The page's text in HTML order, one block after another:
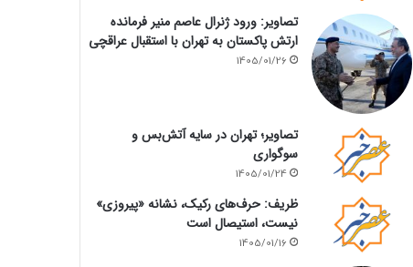
تصاویر: ورود ژنرال عاصم منیر فرمانده
ارتش پاکستان به تهران با استقبال عراقچی
1405/01/26
تصاویر؛ تهران در سایه آتش‌بس و
سوگواری
1405/01/24
ظریف: حرف‌های رکیک، نشانه «پیروزی»
نیست، استیصال است
1405/01/16